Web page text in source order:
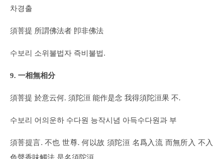
차경출
須菩提 所謂佛法者 卽非佛法
수보리 소위불법자 즉비불법.
9. 一相無相分
須菩提 於意云何. 須陀洹 能作是念 我得須陀洹果 不.
수보리 어의운하 수다원 능작시념 아득수다원과 부
須菩提言. 不也 世尊. 何以故 須陀洹 名爲入流 而無所入 不入